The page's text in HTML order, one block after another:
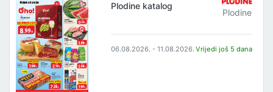
Plodine katalog
Plodine
06.08.2026. - 11.08.2026. Vrijedi još 5 dana